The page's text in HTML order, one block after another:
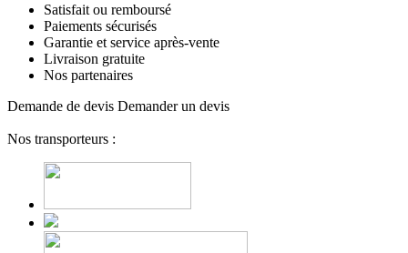
Satisfait ou remboursé
Paiements sécurisés
Garantie et service après-vente
Livraison gratuite
Nos partenaires
Demande de devis Demander un devis
Nos transporteurs :